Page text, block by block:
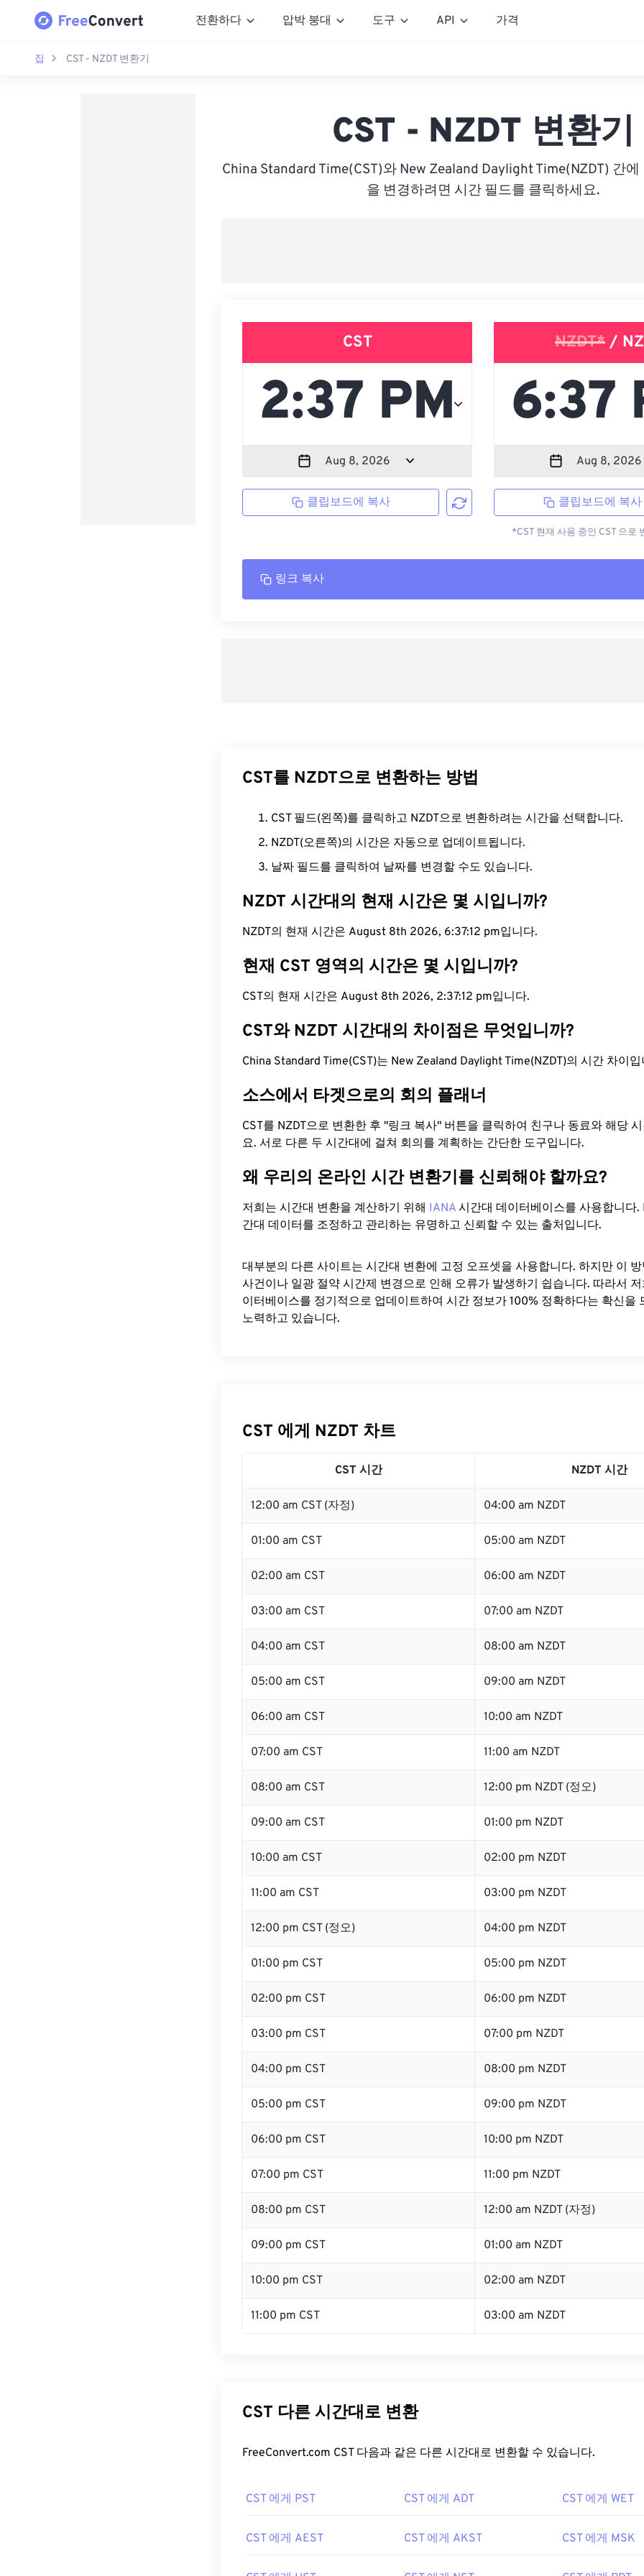
전환하다 압박 붕대 도구 API 가격
집 CST - NZDT 변환기
CST - NZDT 변환기
China Standard Time(CST)와 New Zealand Daylight Time(NZDT) 간
을 변경하려면 시간 필드를 클릭하세요.
CST
클립보드에 복사
NZDT*/
클립보드에 복사
*CST 현재 사용 중인 CST 으로
링크 복사
CST를 NZDT으로 변환하는 방법
CST 필드(왼쪽)를 클릭하고 NZDT으로 변환하려는 시간을 선택합니다.
NZDT(오른쪽)의 시간은 자동으로 업데이트됩니다.
날짜 필드를 클릭하여 날짜를 변경할 수도 있습니다.
NZDT 시간대의 현재 시간은 몇 시입니까?
NZDT의 현재 시간은 August 8th 2026, 6:37:13 pm입니다.
현재 CST 영역의 시간은 몇 시입니까?
CST의 현재 시간은 August 8th 2026, 2:37:13 pm입니다.
CST와 NZDT 시간대의 차이점은 무엇입니까?
China Standard Time(CST)는 New Zealand Daylight Time(NZDT)의 시간 차이입
소스에서 타겟으로의 회의 플래너
CST를 NZDT으로 변환한 후 "링크 복사" 버튼을 클릭하여 친구나 동료와 해당
요. 서로 다른 두 시간대에 걸쳐 회의를 계획하는 간단한 도구입니다.
왜 우리의 온라인 시간 변환기를 신뢰해야 할까요?
저희는 시간대 변환을 계산하기 위해 IANA 시간대 데이터베이스를 사용합니다.
간대 데이터를 조정하고 관리하는 유명하고 신뢰할 수 있는 출처입니다.
대부분의 다른 사이트는 시간대 변환에 ​​고정 오프셋을 사용합니다. 하지만 이
사건이나 일광 절약 시간제 변경으로 인해 오류가 발생하기 쉽습니다. 따라서 저
이터베이스를 정기적으로 업데이트하여 시간 정보가 100% 정확하다는 확신을
노력하고 있습니다.
CST 에게 NZDT 차트
CST 시간 NZDT 시간
12:00 am CST (자정) 04:00 am NZDT
01:00 am CST 05:00 am NZDT
02:00 am CST 06:00 am NZDT
03:00 am CST 07:00 am NZDT
04:00 am CST 08:00 am NZDT
05:00 am CST 09:00 am NZDT
06:00 am CST 10:00 am NZDT
07:00 am CST 11:00 am NZDT
08:00 am CST 12:00 pm NZDT (정오)
09:00 am CST 01:00 pm NZDT
10:00 am CST 02:00 pm NZDT
11:00 am CST 03:00 pm NZDT
12:00 pm CST (정오) 04:00 pm NZDT
01:00 pm CST 05:00 pm NZDT
02:00 pm CST 06:00 pm NZDT
03:00 pm CST 07:00 pm NZDT
04:00 pm CST 08:00 pm NZDT
05:00 pm CST 09:00 pm NZDT
06:00 pm CST 10:00 pm NZDT
07:00 pm CST 11:00 pm NZDT
08:00 pm CST 12:00 am NZDT (자정)
09:00 pm CST 01:00 am NZDT
10:00 pm CST 02:00 am NZDT
11:00 pm CST 03:00 am NZDT
CST 다른 시간대로 변환
FreeConvert.com CST 다음과 같은 다른 시간대로 변환할 수 있습니다.
CST 에게 PST CST 에게 ADT CST 에게 WET
CST 에게 AEST CST 에게 AKST CST 에게 MSK